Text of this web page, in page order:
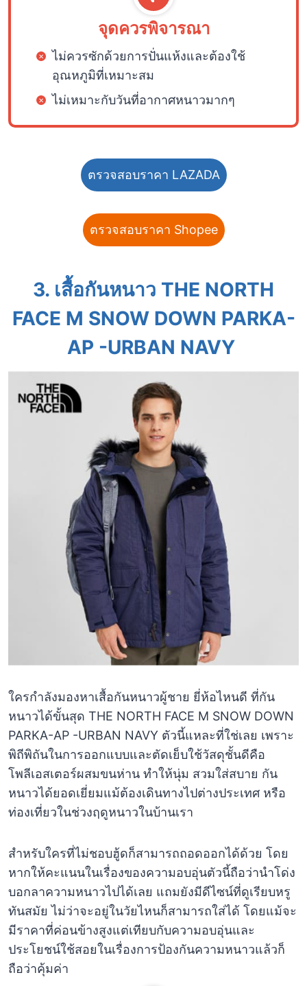
จุดควรพิจารณา
ไม่ควรซักด้วยการปั่นแห้งและต้องใช้
อุณหภูมิที่เหมาะสม
ไม่เหมาะกับวันที่อากาศหนาวมากๆ
ตรวจสอบราคา LAZADA
ตรวจสอบราคา Shopee
3. เสื้อกันหนาว THE NORTH
FACE M SNOW DOWN PARKA-
AP -URBAN NAVY
ใครกำลังมองหาเสื้อกันหนาวผู้ชาย ยี่ห้อไหนดี ที่กัน
หนาวได้ขั้นสุด THE NORTH FACE M SNOW DOWN
PARKA-AP -URBAN NAVY ตัวนี้แหละที่ใช่เลย เพราะ
พิถีพิถันในการออกแบบและตัดเย็บใช้วัสดุชั้นดีคือ
โพลีเอสเตอร์ผสมขนห่าน ทำให้นุ่ม สวมใส่สบาย กัน
หนาวได้ยอดเยี่ยมแม้ต้องเดินทางไปต่างประเทศ หรือ
ท่องเที่ยวในช่วงฤดูหนาวในบ้านเรา
สำหรับใครที่ไม่ชอบฮู้ดก็สามารถถอดออกได้ด้วย โดย
หากให้คะแนนในเรื่องของความอบอุ่นตัวนี้ถือว่านำโด่ง
บอกลาความหนาวไปได้เลย แถมยังมีดีไซน์ที่ดูเรียบหรู
ทันสมัย ไม่ว่าจะอยู่ในวัยไหนก็สามารถใส่ได้ โดยแม้จะ
มีราคาที่ค่อนข้างสูงแต่เทียบกับความอบอุ่นและ
ประโยชน์ใช้สอยในเรื่องการป้องกันความหนาวแล้วก็
ถือว่าคุ้มค่า